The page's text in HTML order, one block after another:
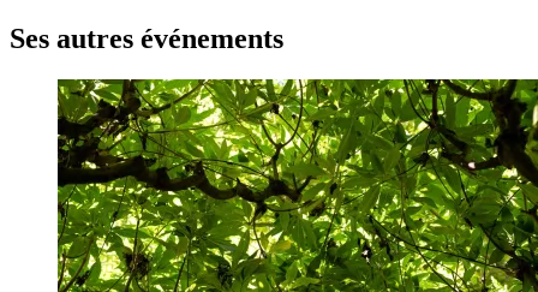
Ses autres événements